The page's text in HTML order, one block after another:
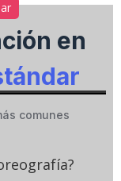
en
comunes